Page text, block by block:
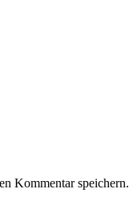
Kommentar speichern.